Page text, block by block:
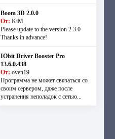
Boom 3D 2.0.0
От: KiM
Please update to the version 2.3.0
Thanks in advance!
IObit Driver Booster Pro
13.6.0.438
От: oven19
Программа не может связаться со
своим сервером, даже после
устранения неполадок с сетью...